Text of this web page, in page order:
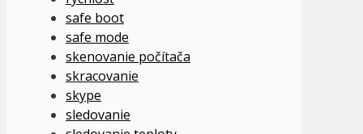
safe boot
safe mode
skenovanie počítača
skracovanie
skype
sledovanie